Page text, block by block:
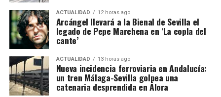
adosadas a la muralla
La documentación de 1828 confirma queJosé
Cantero solicitó permiso para adosar una vivienda
en los Arquillos de la Rosa. Francisco Díaz pidió
construir en una rinconada formada por la «muralla
redonda» de la Plaza de los Hortelanos. Antonio
García Pargañeda recibió cuatro varas en los
y a introducir posteriormente parte de las ganancias
en el circuito legal mediante operaciones de
blanqueo de capitales.
La investigación, bautizada como ‘Drink/Alambique’,
se ha saldado por el momento con 13 personas
detenidas y otras cuatro investigadas. Hacienda
calcula provisionalmente en 11,9 millones de euros
ACTUALIDAD 12 horas ago
Arcángel llevará a la Bienal de Sevilla el
legado de Pepe Marchena en ‘La copla del
cante’
ACTUALIDAD 13 horas ago
Nueva incidencia ferroviaria en Andalucía:
un tren Málaga-Sevilla golpea una
catenaria desprendida en Álora